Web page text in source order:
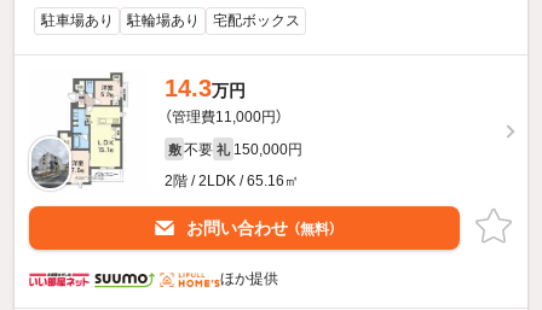
駐車場あり 駐輪場あり 宅配ボックス
14.3万円
（管理費11,000円）
敷 不要 礼 150,000円
2階 / 2LDK / 65.16㎡
お問い合わせ （無料）
ほか提供